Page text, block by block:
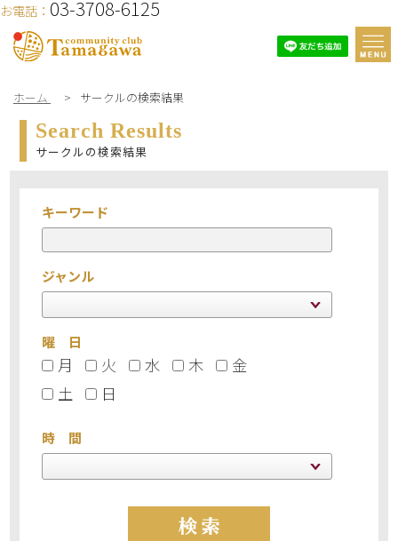
お電話： 03-3708-6125
ホーム > サークルの検索結果
Search Results
サークルの検索結果
キーワード
ジャンル
曜 日
月 火 水 木
金
土
日
時 間